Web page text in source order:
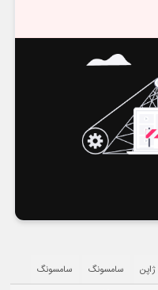
ژاپن سامسونگ سامسونگ